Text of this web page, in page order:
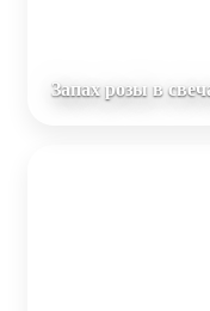
Запах розы в